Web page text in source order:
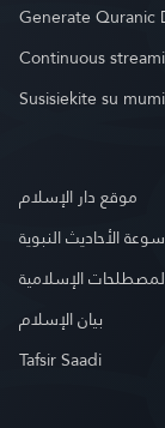
Generate Quranic
Continuous
Susisiekite su
موقع دار الإسلام
الأحاديث النبوية
الإسلامية
بيان الإسلام
Tafsir Saadi